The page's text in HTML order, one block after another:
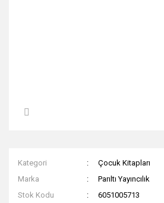
Kategori
Çocuk Kitapları
Marka
Parıltı Yayıncılık
Stok Kodu
6051005713